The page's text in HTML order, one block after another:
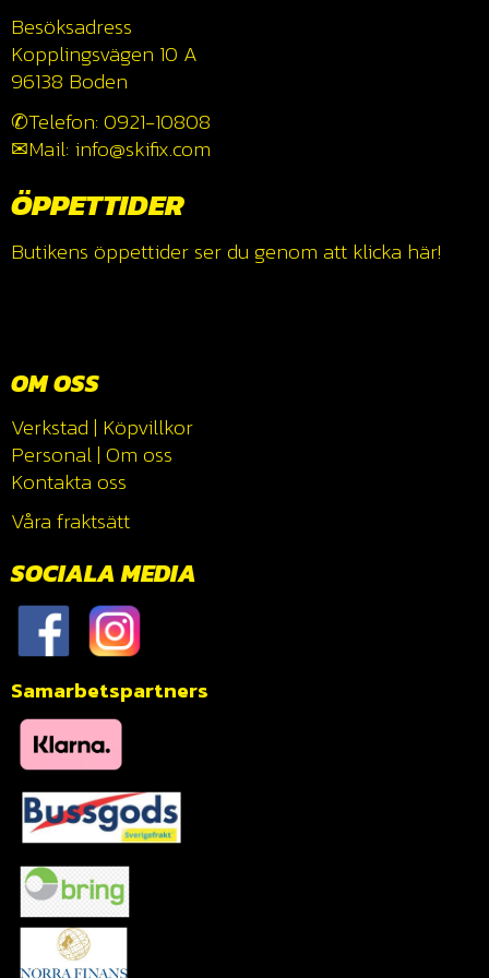
Besöksadress
Kopplingsvägen 10 A
96138 Boden
✆Telefon: 0921-10808
✉Mail: info@skifix.com
ÖPPETTIDER
Butikens öppettider ser du genom att klicka här!
OM OSS
Verkstad | Köpvillkor
Personal| Om oss
Kontakta oss
Våra fraktsätt
SOCIALA MEDIA
Samarbetspartners